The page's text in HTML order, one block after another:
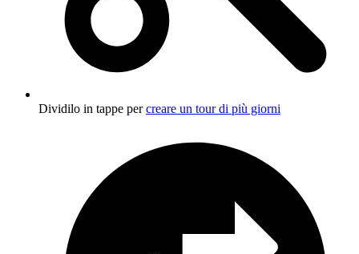
Dividilo in tappe percreare un tour di più giorni